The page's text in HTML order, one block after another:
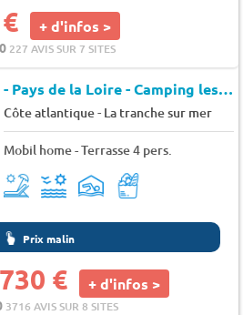
+ d'infos >
227 AVIS SUR 7 SITES
- Pays de la Loire - Camping les Almadies
Côte atlantique- La tranche sur mer
Mobil home - Terrasse 4 pers.
Prix malin
730 € + d'infos >
3716 AVIS SUR 8 SITES